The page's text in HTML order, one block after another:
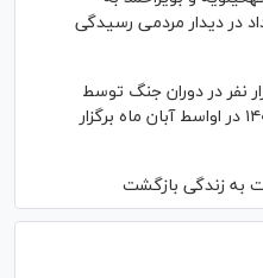
امداد در دیدار مردمی رسیدگی
مشاوره حقوقی به ۲۰ هزار نفر در دوران جنگ توسط
کانون وکلا/ آزمون وکالت سال ۱۴۰۵ در اواسط آبان ماه برگزار
به زندگی بازگشت